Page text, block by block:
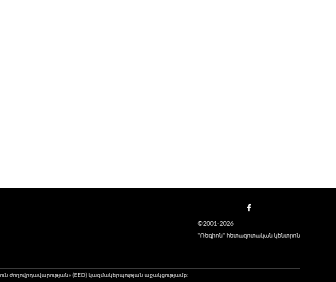
©2001-2026
"Ռեգիոն" հետազոտական կենտրոն
(EED) կազմակերպության աջակցությամբ։